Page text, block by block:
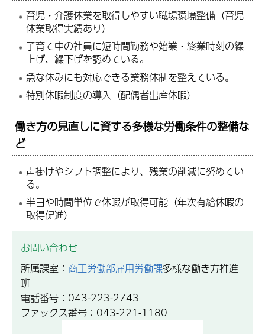
育児・介護休業を取得しやすい職場環境整備（育児
休業取得実績あり）
子育て中の社員に短時間勤務や始業・終業時刻の繰
上げ、繰下げを認めている。
急な休みにも対応できる業務体制を整えている。
特別休暇制度の導入（配偶者出産休暇）
働き方の見直しに資する多様な労働条件の整備な
ど
声掛けやシフト調整により、残業の削減に努めてい
る。
半日や時間単位で休暇が取得可能（年次有給休暇の
取得促進）
お問い合わせ
所属課室： 商工労働部雇用労働課多様な働き方推進
班
電話番号：043-223-2743
ファックス番号：043-221-1180